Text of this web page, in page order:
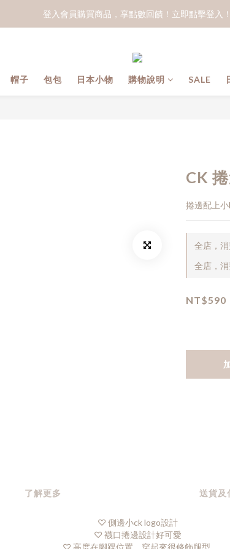
登入會員購買商品，享點數回饋！立即點擊登入！
帽子 包包 日本小物 購物說明 SALE
CK
捲邊配上小
全店，
全店，
NT$590
了解更多 送貨及
♡ 側邊小ck logo設計
♡ 襪口捲邊設計好可愛
♡ 高度在腳踝位置，穿起來很修飾腿型